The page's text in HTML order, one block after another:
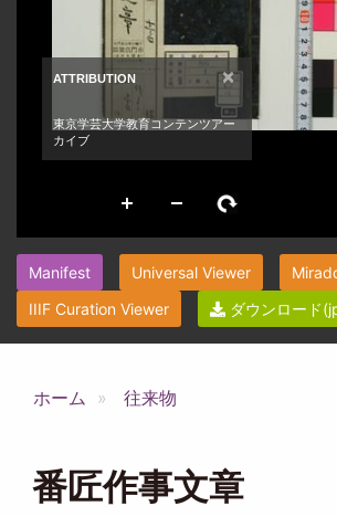
Manifest Universal Viewer
IIIF Curation Viewer
ダウンロード
ホーム 往来物
番匠作事文章